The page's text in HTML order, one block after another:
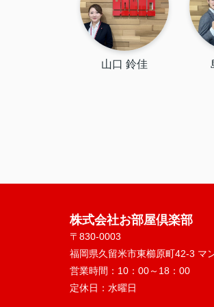
山口 鈴佳
株式会社お部屋倶楽部
〒830-0003
福岡県久留米市東櫛原町42-3 マ
営業時間： 10：00～18：00
定休日： 水曜日